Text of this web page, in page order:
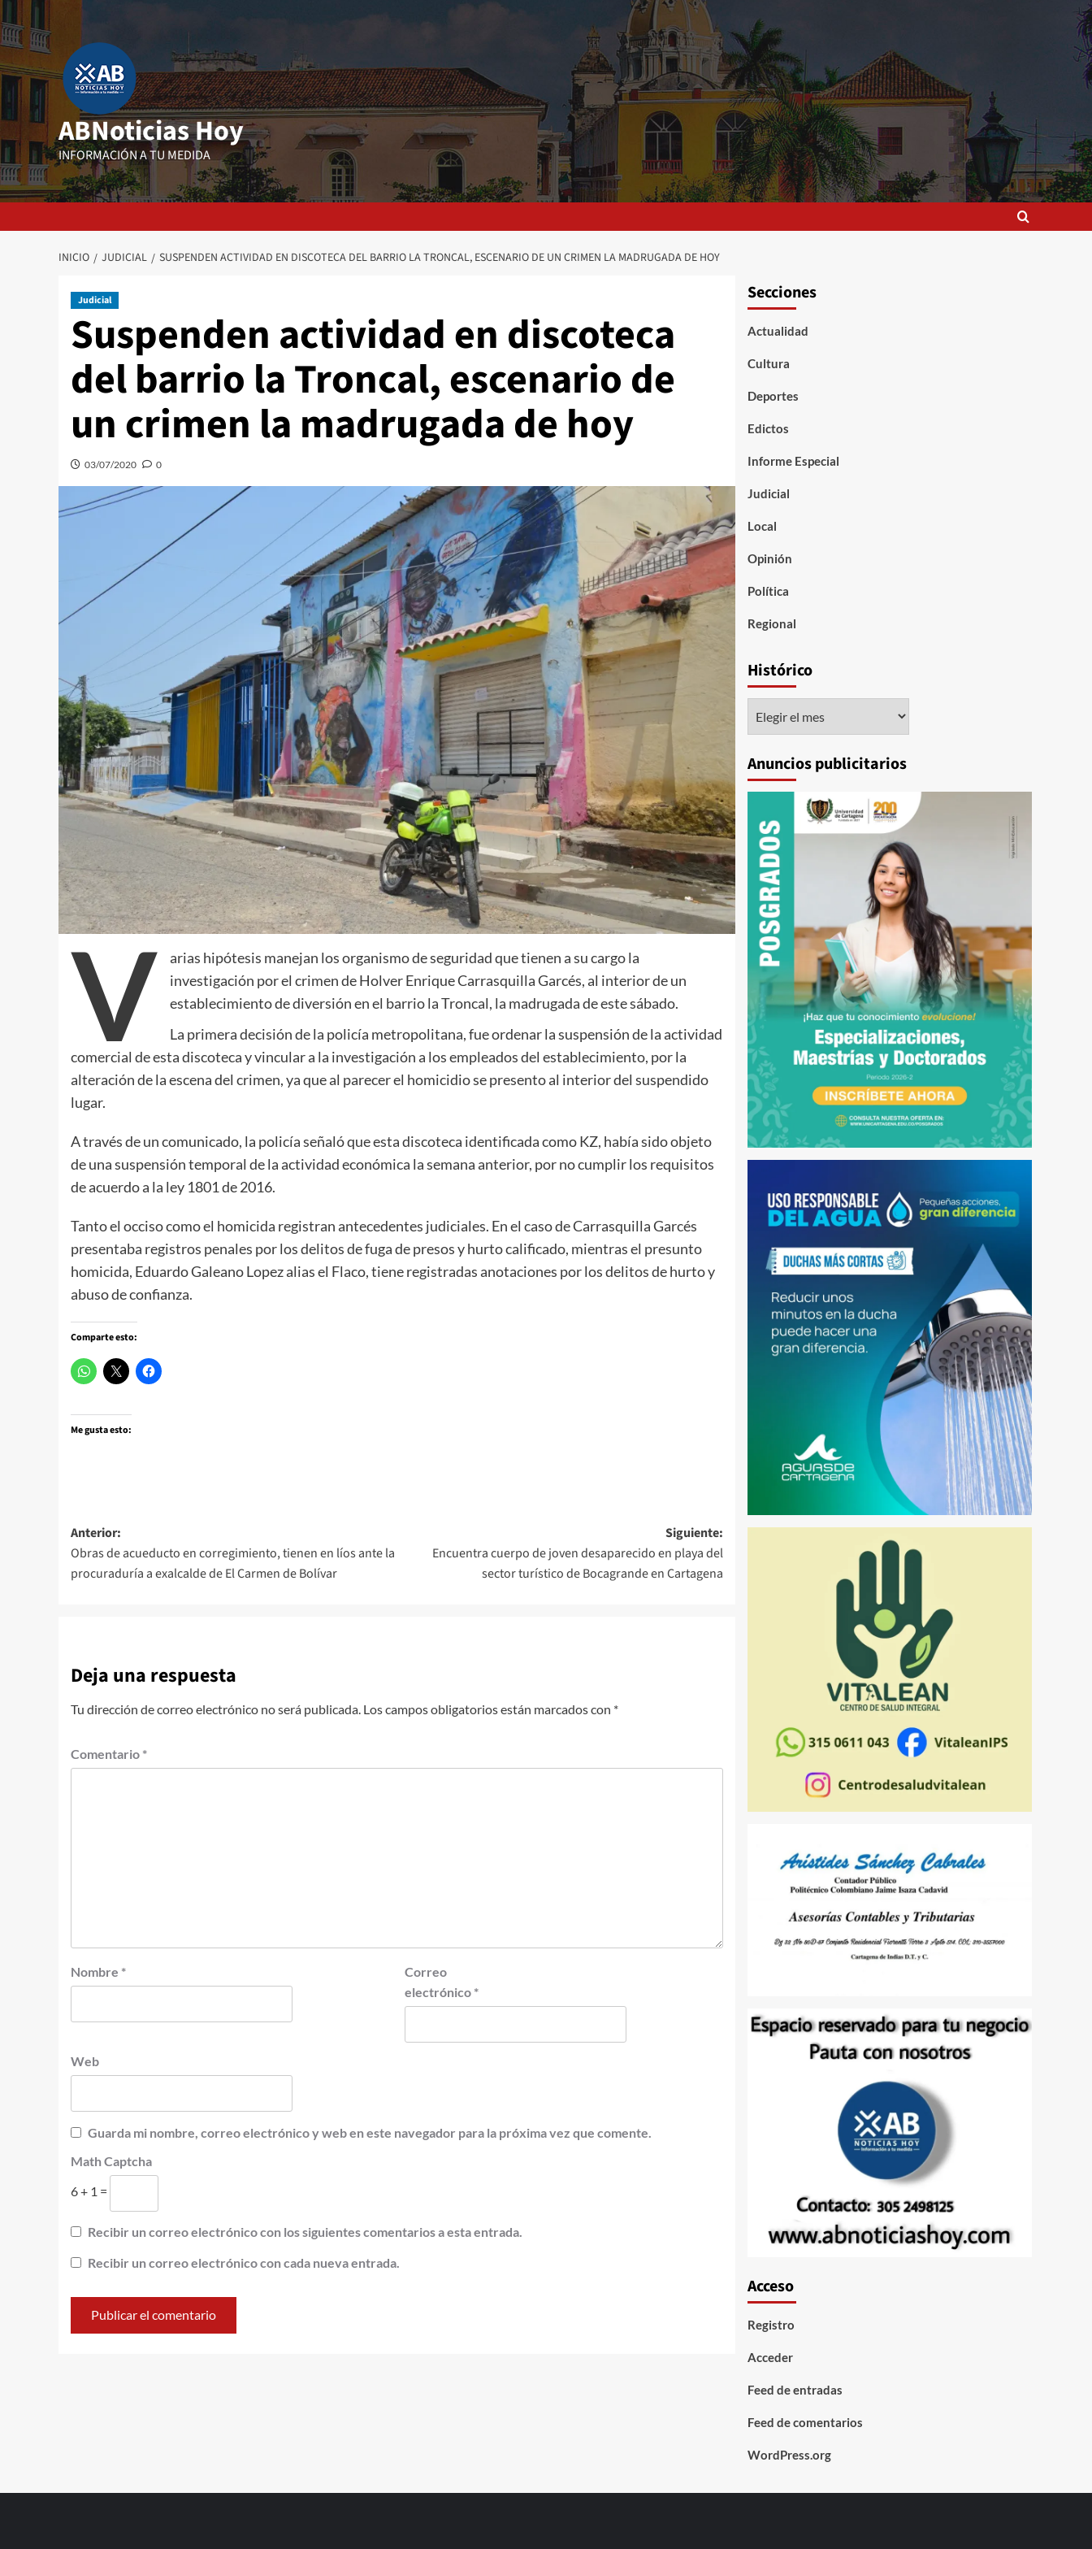
al
contenido
ABNoticias Hoy
INFORMACIÓN A TU MEDIDA
INICIO JUDICIAL SUSPENDEN ACTIVIDAD EN DISCOTECA DEL BARRIO LA TRONCAL, ESCENARIO DE UN CRIMEN LA MADRUGADA DE HOY
Judicial
Suspenden actividad en discoteca
del barrio la Troncal, escenario de
un crimen la madrugada de hoy
03/07/2020 0
V
arias hipótesis manejan los organismo de seguridad que tienen a su cargo la
investigación por el crimen de Holver Enrique Carrasquilla Garcés, al interior de un
establecimiento de diversión en el barrio la Troncal, la madrugada de este sábado.
La primera decisión de la policía metropolitana, fue ordenar la suspensión de la actividad
comercial de esta discoteca y vincular a la investigación a los empleados del establecimiento, por la
alteración de la escena del crimen, ya que al parecer el homicidio se presento al interior del suspendido
lugar.
A través de un comunicado, la policía señaló que esta discoteca identificada como KZ, había sido objeto
de una suspensión temporal de la actividad económica la semana anterior, por no cumplir los requisitos
de acuerdo a la ley 1801 de 2016.
Tanto el occiso como el homicida registran antecedentes judiciales. En el caso de Carrasquilla Garcés
presentaba registros penales por los delitos de fuga de presos y hurto calificado, mientras el presunto
homicida, Eduardo Galeano Lopez alias el Flaco, tiene registradas anotaciones por los delitos de hurto y
abuso de confianza.
Comparte esto:
Me gusta esto:
Navegación
de
entradas
Anterior:
Obras de acueducto en corregimiento, tienen en líos ante la
procuraduría a exalcalde de El Carmen de Bolívar
Siguiente:
Encuentra cuerpo de joven desaparecido en playa del
sector turístico de Bocagrande en Cartagena
Deja una respuesta
Tu dirección de correo electrónico no será publicada. Los campos obligatorios están marcados con *
Comentario *
Nombre *
Correo
electrónico *
Web
Guarda mi nombre, correo electrónico y web en este navegador para la próxima vez que comente.
Math Captcha
6 + 1 =
Recibir un correo electrónico con los siguientes comentarios a esta entrada.
Recibir un correo electrónico con cada nueva entrada.
Secciones
Actualidad
Cultura
Deportes
Edictos
Informe Especial
Judicial
Local
Opinión
Política
Regional
Histórico
Anuncios publicitarios
Acceso
Registro
Acceder
Feed de entradas
Feed de comentarios
WordPress.org